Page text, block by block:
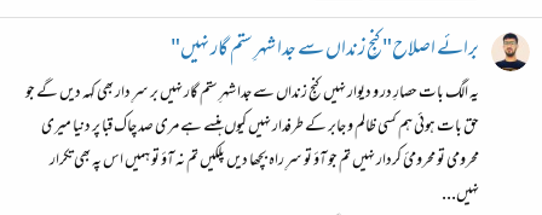
برائے اصلاح"کنجِ زنداں سے جدا شہرِ ستم گار نہیں"
یہ الگ بات حصارِ در و دیوار نہیں کنجِ زنداں سے جدا شہرِ ستم گار نہیں بر سرِ دار بھی کہہ دیں گے جو
حق بات ہوئی ہم کسی ظالم و جابر کے طرفدار نہیں کیوں ہنسے ہے مری صد چاک قبا پر دنیا میری
محرومی تو محرومئ کردار نہیں تم جو آؤ تو سرِ راہ بچھا دیں پلکیں تم نہ آؤ تو ہمیں اس پہ بھی تکرار
نہیں...